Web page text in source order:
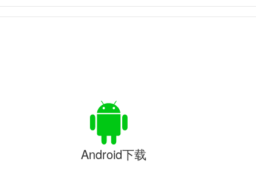
Android下载